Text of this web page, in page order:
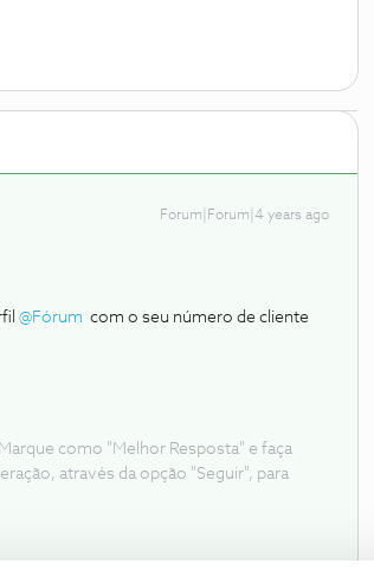
Forum|Forum|4 years ago
@Fórum com o seu número de cliente
como "Melhor Resposta" e faça
através da opção "Seguir", para